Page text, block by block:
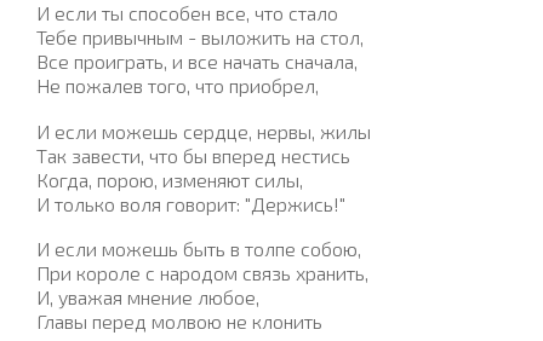
И если ты способен все, что стало
Тебе привычным - выложить на стол,
Все проиграть, и все начать сначала,
Не пожалев того, что приобрел,
И если можешь сердце, нервы, жилы
Так завести, что бы вперед нестись
Когда, порою, изменяют силы,
И только воля говорит: "Держись!"
И если можешь быть в толпе собою,
При короле с народом связь хранить,
И, уважая мнение любое,
Главы перед молвою не клонить